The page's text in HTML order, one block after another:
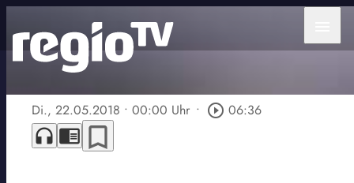
Di., 22.05.2018 • 00:00 Uhr • play_circle_outline 06:36
headphones chrome_reader_mode bookmark_border